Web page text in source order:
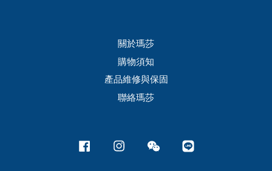
關於瑪莎
購物須知
產品維修與保固
聯絡瑪莎
Facebook Instagram Wechat